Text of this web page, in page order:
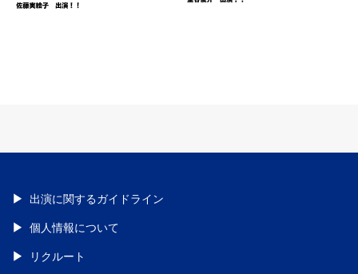
出演に関するガイドライン
個人情報について
リクルート